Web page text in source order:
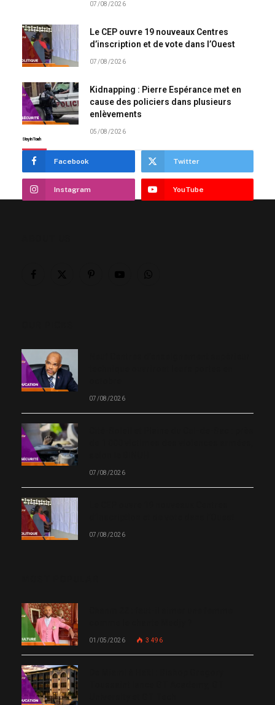
07/08/2026
Le CEP ouvre 19 nouveaux Centres
d’inscription et de vote dans l’Ouest
07/08/2026
Kidnapping : Pierre Espérance met en
cause des policiers dans plusieurs
enlèvements
05/08/2026
Stay In Touch
Facebook Twitter
Instagram YouTube
07/08/2026
07/08/2026
07/08/2026
01/05/2026 3 496